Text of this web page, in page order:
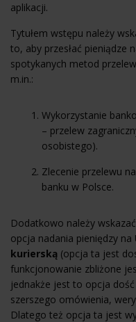
aplikacji.
Tytułem wstępu należy
to, aby przesłać pieniądze
spotykanych metod
m.in.:
Wykorzystanie
– przelew
osobistego).
Zlecenie przelewu
banku w Polsce.
Dodatkowo należy
opcja nadania pieniędzy na
kurierską (opcja ta jest
funkcjonowanie zbliżone
jednakże jest to opcja
szerszego omówienia,
Dlatego też opcja ta jest